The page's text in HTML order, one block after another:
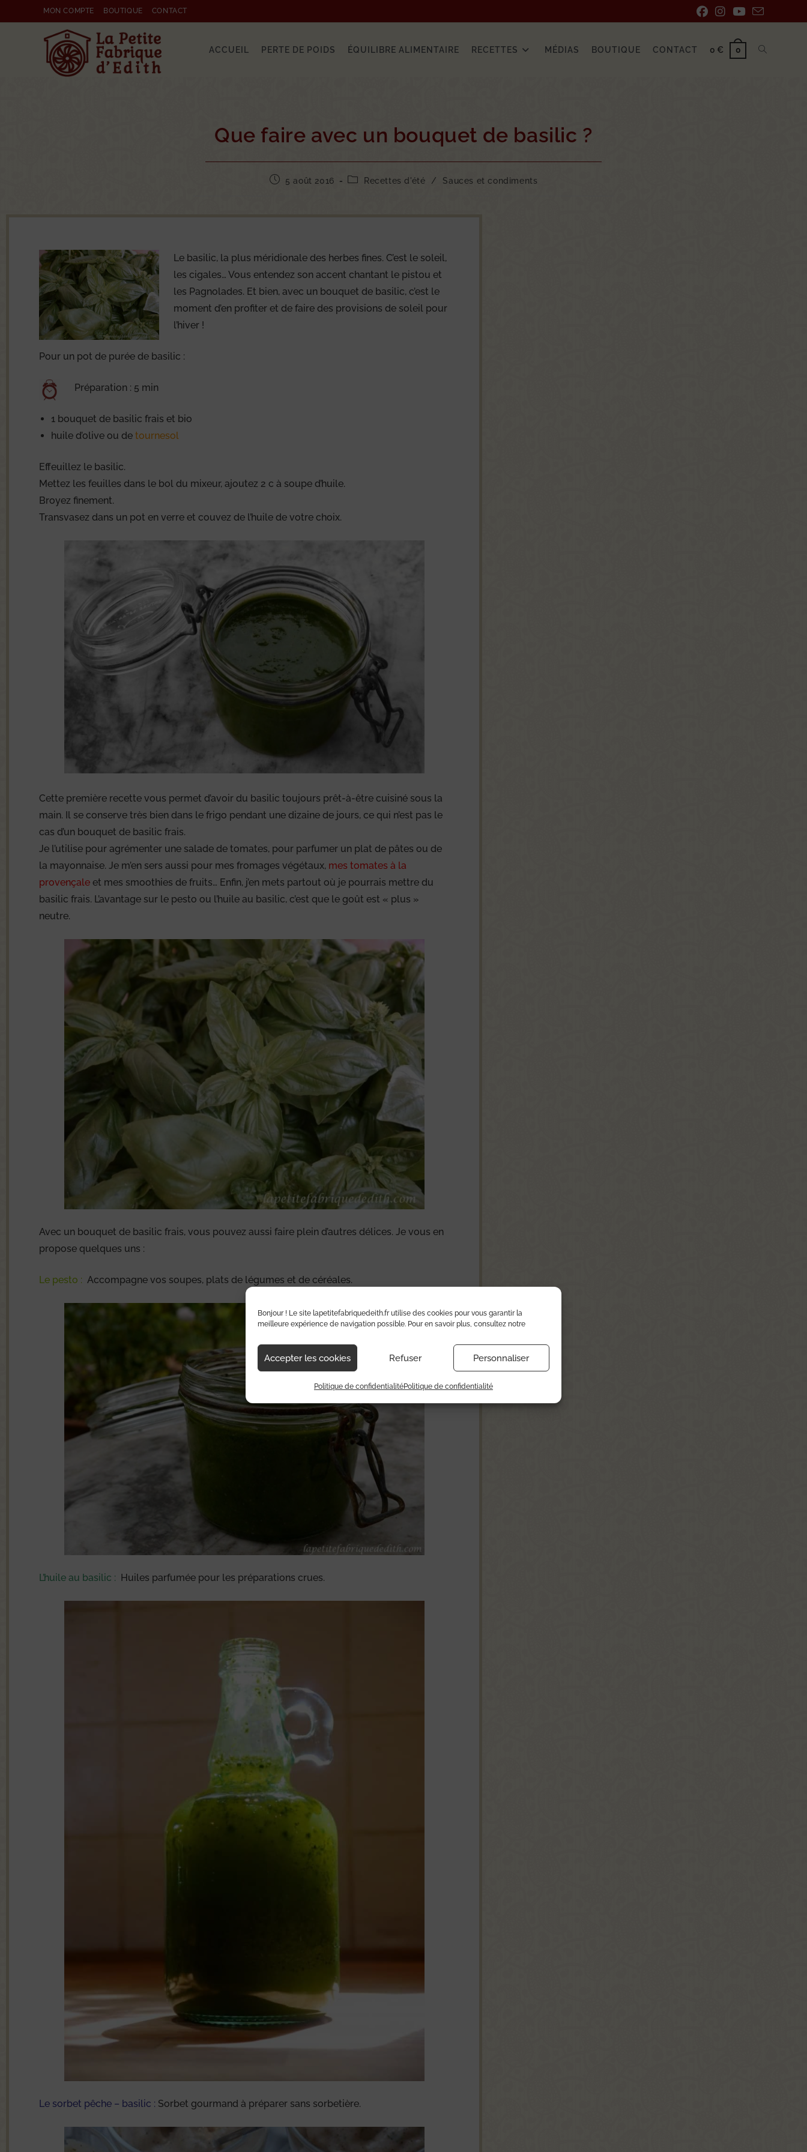
Bonjour ! Le site lapetitefabriquedeith.fr utilise des cookies pour vous garantir la
meilleure expérience de navigation possible. Pour en savoir plus, consultez notre
Accepter les cookies Refuser Personnaliser
Politique de confidentialitéPolitique de confidentialité
MON COMPTE BOUTIQUE CONTACT
ACCUEIL PERTE DE POIDS ÉQUILIBRE ALIMENTAIRE RECETTES MÉDIAS BOUTIQUE CONTACT 0 € 0
Que faire avec un bouquet de basilic ?
5 août 2016 Recettes d'été / Sauces et condiments
Le basilic, la plus méridionale des herbes fines. C’est le soleil,
les cigales… Vous entendez son accent chantant le pistou et
les Pagnolades. Et bien, avec un bouquet de basilic, c’est le
moment d’en profiter et de faire des provisions de soleil pour
l’hiver !
Pour un pot de purée de basilic :
Préparation : 5 min
1 bouquet de basilic frais et bio
huile d’olive ou de tournesol
Effeuillez le basilic.
Mettez les feuilles dans le bol du mixeur, ajoutez 2 c à soupe d’huile.
Broyez finement.
Transvasez dans un pot en verre et couvez de l’huile de votre choix.
Cette première recette vous permet d’avoir du basilic toujours prêt-à-être cuisiné sous la
main. Il se conserve très bien dans le frigo pendant une dizaine de jours, ce qui n’est pas le
cas d’un bouquet de basilic frais.
Je l’utilise pour agrémenter une salade de tomates, pour parfumer un plat de pâtes ou de
la mayonnaise. Je m’en sers aussi pour mes fromages végétaux, mes tomates à la
provençale et mes smoothies de fruits… Enfin, j’en mets partout où je pourrais mettre du
basilic frais. L’avantage sur le pesto ou l’huile au basilic, c’est que le goût est « plus »
neutre.
Avec un bouquet de basilic frais, vous pouvez aussi faire plein d’autres délices. Je vous en
propose quelques uns :
Le pesto : Accompagne vos soupes, plats de légumes et de céréales.
L’huile au basilic : Huiles parfumée pour les préparations crues.
Le sorbet pêche – basilic : Sorbet gourmand à préparer sans sorbetière.